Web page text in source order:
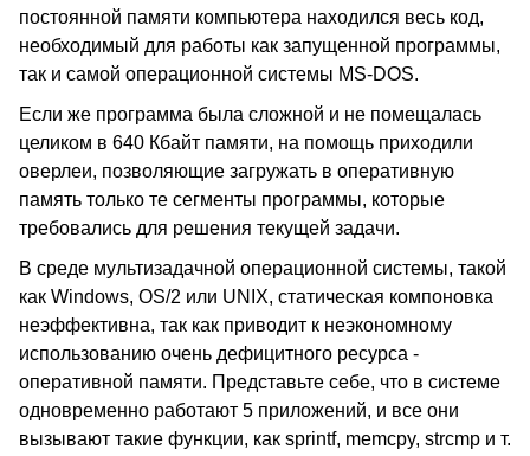
постоянной памяти компьютера находился весь код,
необходимый для работы как запущенной программы,
так и самой операционной системы MS-DOS.
Если же программа была сложной и не помещалась
целиком в 640 Кбайт памяти, на помощь приходили
оверлеи, позволяющие загружать в оперативную
память только те сегменты программы, которые
требовались для решения текущей задачи.
В среде мультизадачной операционной системы, такой
как Windows, OS/2 или UNIX, статическая компоновка
неэффективна, так как приводит к неэкономному
использованию очень дефицитного ресурса -
оперативной памяти. Представьте себе, что в системе
одновременно работают 5 приложений, и все они
вызывают такие функции, как sprintf, memcpy, strcmp и т.